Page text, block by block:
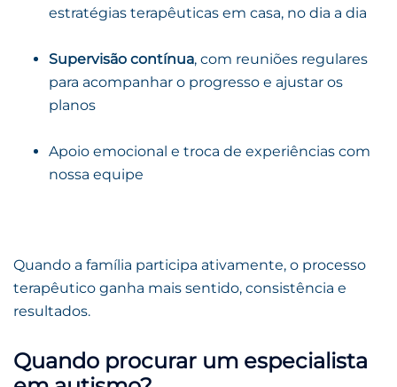
estratégias terapêuticas em casa, no dia a dia
Supervisão contínua, com reuniões regulares
para acompanhar o progresso e ajustar os
planos
Apoio emocional e troca de experiências com
nossa equipe
Quando a família participa ativamente, o processo
terapêutico ganha mais sentido, consistência e
resultados.
Quando procurar um especialista